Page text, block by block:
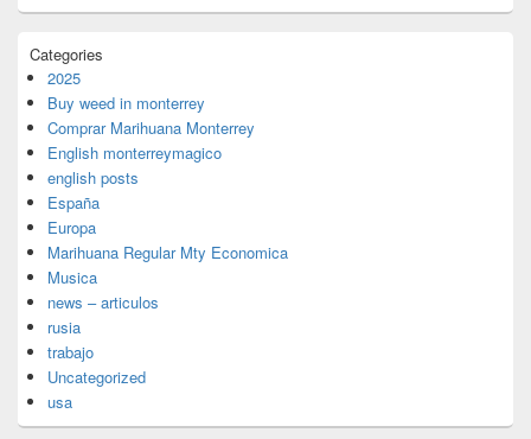
Categories
2025
Buy weed in monterrey
Comprar Marihuana Monterrey
English monterreymagico
english posts
España
Europa
Marihuana Regular Mty Economica
Musica
news – articulos
rusia
trabajo
Uncategorized
usa